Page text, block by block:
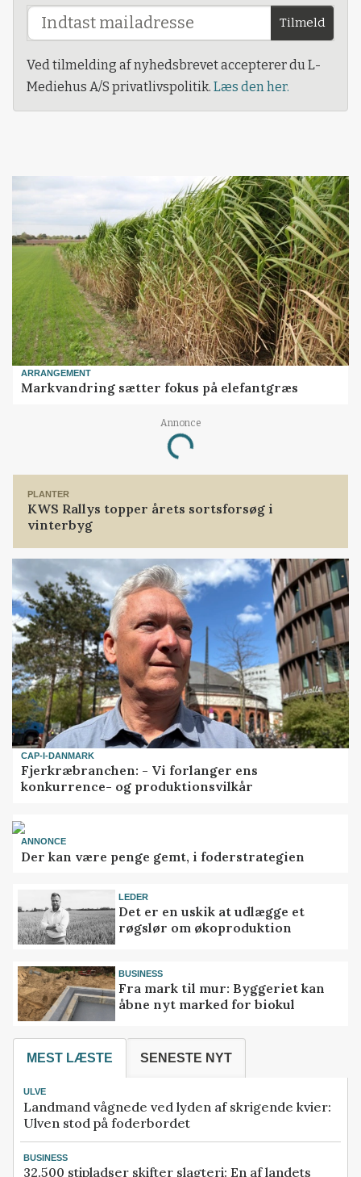
Tilmeld
Ved tilmelding af nyhedsbrevet accepterer du L-
Mediehus A/S privatlivspolitik. Læs den her.
ARRANGEMENT
Markvandring sætter fokus på elefantgræs
Annonce
Loading...
PLANTER
KWS Rallys topper årets sortsforsøg i
vinterbyg
CAP-I-DANMARK
Fjerkræbranchen: - Vi forlanger ens
konkurrence- og produktionsvilkår
ANNONCE
Der kan være penge gemt, i foderstrategien
LEDER
Det er en uskik at udlægge et
røgslør om økoproduktion
BUSINESS
Fra mark til mur: Byggeriet kan
åbne nyt marked for biokul
MEST LÆSTE SENESTE NYT
ULVE
Landmand vågnede ved lyden af skrigende kvier:
Ulven stod på foderbordet
BUSINESS
32.500 stipladser skifter slagteri: En af landets